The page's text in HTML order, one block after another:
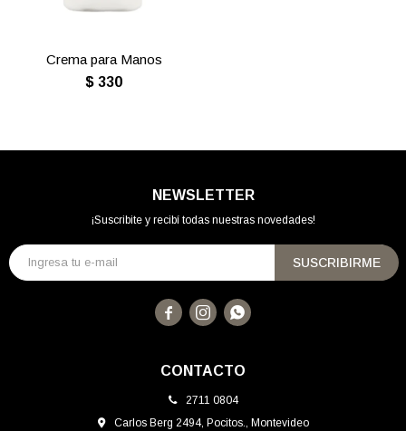
Crema para Manos
$ 330
CONTACTO
2711 0804
Carlos Berg 2494, Pocitos., Montevideo
NEWSLETTER
¡Suscribite y recibí todas nuestras novedades!
SUSCRIBIRME
  